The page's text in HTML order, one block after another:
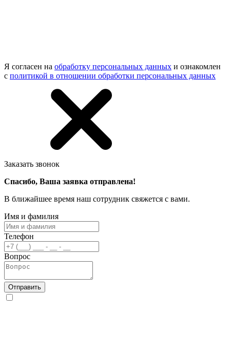
Я согласен на обработку персональных данных и ознакомлен
с политикой в отношении обработки персональных данных
Заказать звонок
Спасибо, Ваша заявка отправлена!
В ближайшее время наш сотрудник свяжется с вами.
Имя и фамилия
Телефон
Вопрос
Отправить